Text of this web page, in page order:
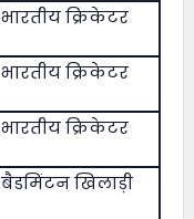
भारतीय क्रिकेटर
भारतीय क्रिकेटर
भारतीय क्रिकेटर
बैडमिंटन खिलाड़ी